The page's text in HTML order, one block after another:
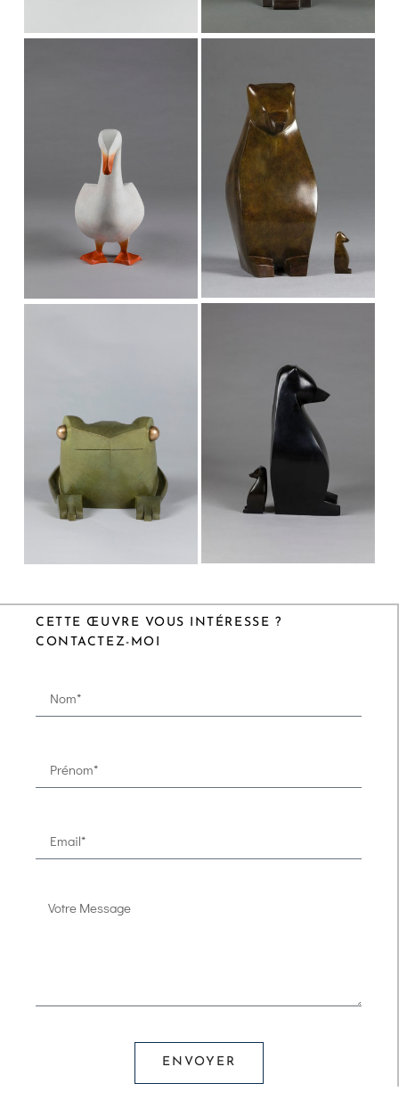
CETTE ŒUVRE VOUS INTÉRESSE ?
CONTACTEZ-MOI
ENVOYER